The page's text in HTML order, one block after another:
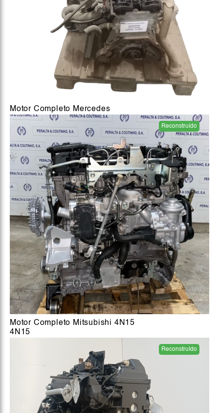
Motor Completo Mercedes
Reconstruído
Motor Completo Mitsubishi 4N15
4N15
Reconstruído